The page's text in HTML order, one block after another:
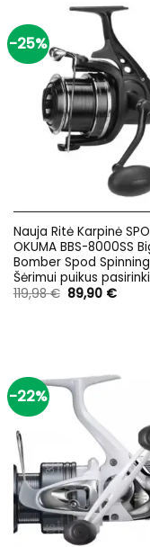
-25%
Nauja Ritė Karpinė
OKUMA BBS-8000SS
Bomber Spod
Šėrimui puikus
119,98€ Original
price
89,90 €
-22%